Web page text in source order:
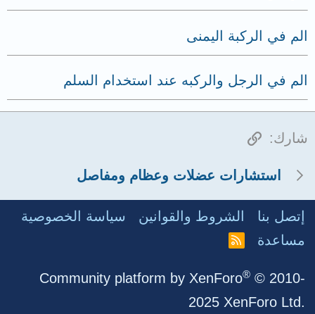
الم في الركبة اليمنى
الم في الرجل والركبه عند استخدام السلم
شارك: الرابط
استشارات عضلات وعظام ومفاصل
إتصل بنا الشروط والقوانين
سياسة الخصوصية
مساعدة
R
Community platform by XenForo® © 2010-
2025 XenForo Ltd.